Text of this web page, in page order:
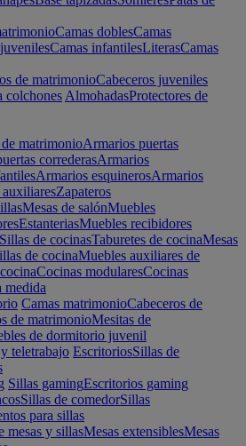
Camas doblesCamas
Camas infantilesLiterasCamas
de matrimonioCabeceros juveniles
colchones AlmohadasProtectores de
matrimonioArmarios puertas
correderasArmarios
Armarios esquinerosArmarios
Zapateros
Mesas de salónMuebles
EstanteriasMuebles recibidores
Sillas de cocinasTaburetes de cocinaMesas
de cocinaMuebles auxiliares de
Cocinas modularesCocinas
medida
Camas matrimonioCabeceros de
de matrimonioMesitas de
de dormitorio juvenil
teletrabajo EscritoriosSillas de
Sillas gamingEscritorios gaming
Sillas de comedorSillas
para sillas
mesas y sillasMesas extensiblesMesas